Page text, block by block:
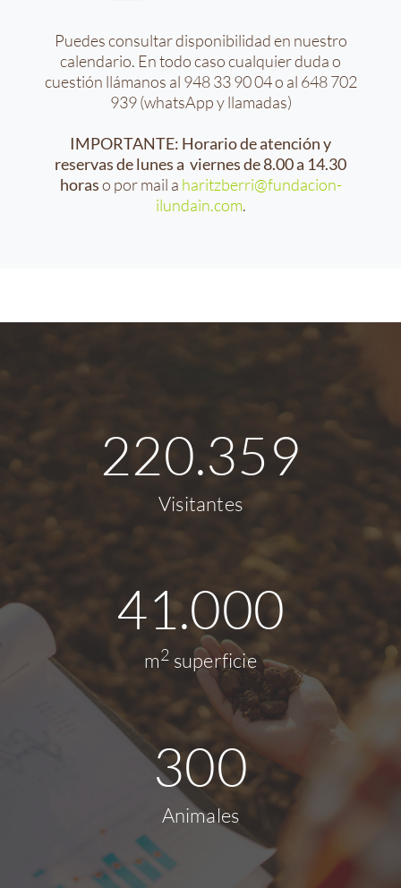
Puedes consultar disponibilidad en nuestro
calendario. En todo caso cualquier duda o
cuestión llámanos al 948 33 90 04 o al 648 702
939 (whatsApp y llamadas)
IMPORTANTE: Horario de atención y
reservas de lunes a viernes de 8.00 a 14.30
horaso por mail a haritzberri@fundacion-
ilundain.com.
220.359
Visitantes
41.000
m2 superficie
300
Animales